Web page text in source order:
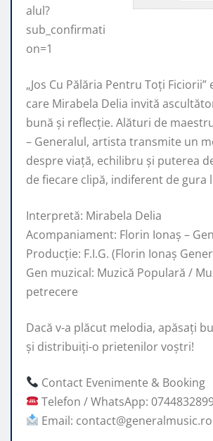
alul?
sub_confirmati
on=1
„Jos Cu Pălăria Pentru Toți
care Mirabela Delia invită
bună și reflecție. Alături de
– Generalul, artista transmite un
despre viață, echilibru și puterea
de fiecare clipă, indiferent de gura
Interpretă: Mirabela Delia
Acompaniament: Florin Ionaș –
Producție: F.I.G. (Florin Ionaș
Gen muzical: Muzică Populară /
petrecere
Dacă v-a plăcut melodia, apăsați
și distribuiți-o prietenilor voștri!
Contact Evenimente & Booking
Telefon / WhatsApp:
Email: contact@generalmusic.ro